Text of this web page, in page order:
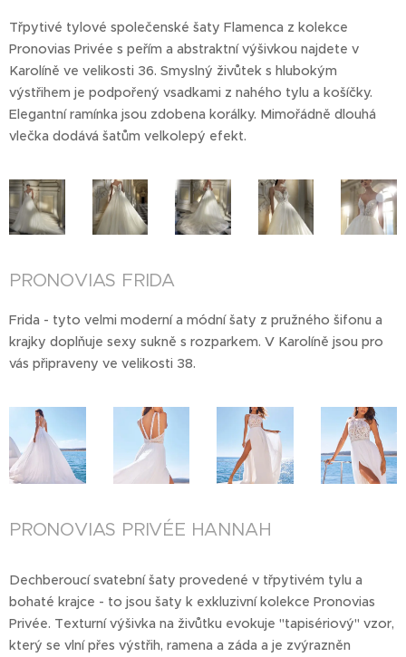
Třpytivé tylové společenské šaty Flamenca z kolekce
Pronovias Privée s peřím a abstraktní výšivkou najdete v
Karolíně ve velikosti 36. Smyslný živůtek s hlubokým
výstřihem je podpořený vsadkami z nahého tylu a košíčky.
Elegantní ramínka jsou zdobena korálky. Mimořádně dlouhá
vlečka dodává šatům velkolepý efekt.
PRONOVIAS FRIDA
Frida - tyto velmi moderní a módní šaty z pružného šifonu a
krajky doplňuje sexy sukně s rozparkem. V Karolíně jsou pro
vás připraveny ve velikosti 38.
PRONOVIAS PRIVÉE HANNAH
Dechberoucí svatební šaty provedené v třpytivém tylu a
bohaté krajce - to jsou šaty k exkluzivní kolekce Pronovias
Privée. Texturní výšivka na živůtku evokuje "tapisériový" vzor,
který se vlní přes výstřih, ramena a záda a je zvýrazněn